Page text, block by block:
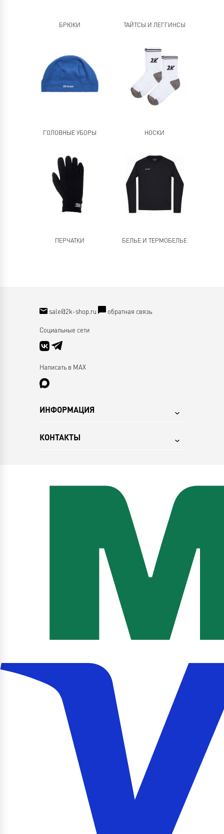
БРЮКИ ТАЙТСЫ И ЛЕГГИНСЫ
ГОЛОВНЫЕ УБОРЫ НОСКИ
ПЕРЧАТКИ БЕЛЬЕ И ТЕРМОБЕЛЬЕ
sale@2k-shop.ru обратная связь
Социальные сети
Написать в MAX
ИНФОРМАЦИЯ
КОНТАКТЫ